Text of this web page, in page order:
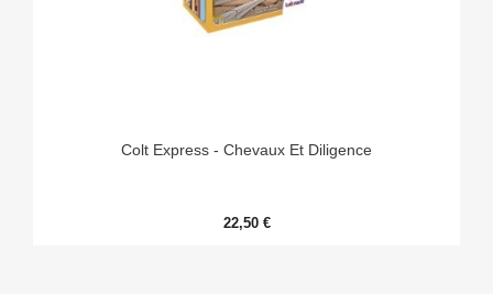
Colt Express - Chevaux Et Diligence
22,50 €